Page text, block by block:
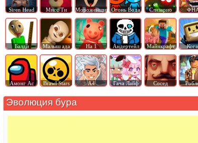
Siren Head Мисс Ти Мороженщик Огонь Вода Слизарио
Балди Малыш ада На 1 Андертейл Майнкрафт
Амонг Ас Brawl Stars А4 Гача Лайф Сосед
Эволюция бура